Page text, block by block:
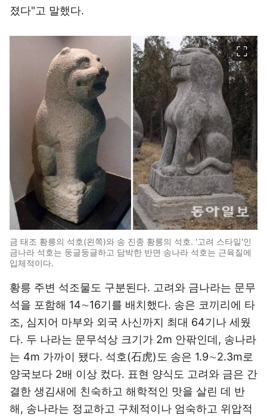
졌다"고 말했다.
금 태조 황릉의 석호(왼쪽)와 송 진종 황릉의 석호. '고려 스타일'인
금나라 석호는 둥글둥글하고 담박한 반면 송나라 석호는 근육질에
입체적이다.
황릉 주변 석조물도 구분된다. 고려와 금나라는 문무
석을 포함해 14∼16기를 배치했다. 송은 코끼리에 타
조, 심지어 마부와 외국 사신까지 최대 64기나 세웠
다. 두 나라는 문무석상 크기가 2m 안팎인데, 송나라
는 4m 가까이 됐다. 석호(石虎)도 송은 1.9∼2.3m로
양국보다 2배 이상 컸다. 표현 양식도 고려와 금은 간
결한 생김새에 친숙하고 해학적인 맛을 살린 데 반
해, 송나라는 정교하고 구체적이나 엄숙하고 위압적